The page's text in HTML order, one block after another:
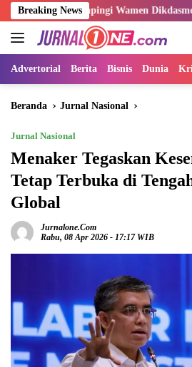
Langsung
ke
konten
Breaking News
Dampingi Wamen Dikdasmen RI
Advertorial Berita Bisnis Dunia
Beranda Jurnal Nasional
Jurnal Nasional
Menaker Tegaskan
Tetap Terbuka di
Global
Jurnalone.com
Rabu, 08 Apr 2026 - 17:17 WIB